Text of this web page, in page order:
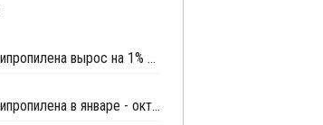
Украинский импорт полипропилена вырос на 1% в январе - ноябре
Украинский импорт полипропилена в январе - октябре остался неизменным